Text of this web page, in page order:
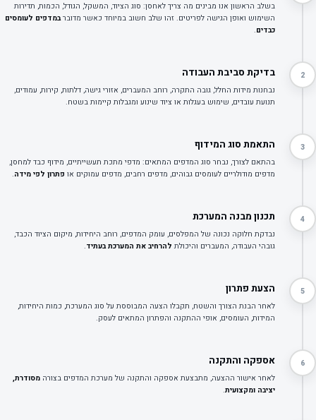
בשלב הראשון אנו מבינים מה צריך לאחסן: סוג הציוד, המשקל, הגודל, הכמות, תדירות
השימוש ואופן הגישה לפריטים. זהו שלב חשוב במיוחד כאשר מדוברבמדפים לעומסים
כבדים.
2 בדיקת סביבת העבודה
נבחנות מידות החלל, גובה התקרה, רוחב המעברים, אזורי גישה, דלתות, קירות, עמודים,
תנועת עובדים, שימוש בעגלות או ציוד שינוע ומגבלות קיימות בשטח.
3 התאמת סוג המידוף
בהתאם לצורך, נבחר סוג המדפים המתאים: מדפי מתכת תעשייתיים, מידוף כבד למחסן,
מדפים מודולריים לעומסים גבוהים, מדפים רחבים, מדפים עמוקים או פתרון לפי מידה.
4 תכנון מבנה המערכת
נבדקת חלוקה נכונה של המפלסים, עומק המדפים, רוחב היחידות, מיקום הציוד הכבד,
גובהי העבודה, המעברים והיכולת להרחיב את המערכת בעתיד.
5 הצעת פתרון
לאחר הבנת הצורך והשטח, תקבלו הצעה המבוססת על סוג המערכת, כמות היחידות,
המידות, העומסים, אופי ההתקנה והפתרון המתאים לעסק.
6 אספקה והתקנה
לאחר אישור ההצעה, מתבצעת אספקה והתקנה של מערכת המדפים בצורה מסודרת,
יציבה ומקצועית.